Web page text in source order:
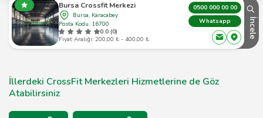
Bursa Crossfit Merkezi
Bursa, Karacabey
Posta Kodu: 16700
0.0 (0)
Fiyat Aralığı: 200,00 ₺ - 400,00 ₺
0500 000 00 00
Whatsapp
İncele
İllerdeki CrossFit Merkezleri Hizmetlerine de Göz
Atabilirsiniz